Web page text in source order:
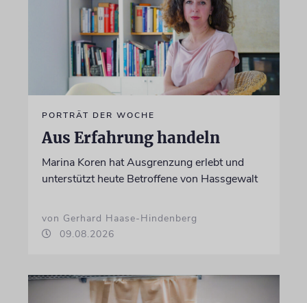
PORTRÄT DER WOCHE
Aus Erfahrung handeln
Marina Koren hat Ausgrenzung erlebt und
unterstützt heute Betroffene von Hassgewalt
von Gerhard Haase-Hindenberg
09.08.2026